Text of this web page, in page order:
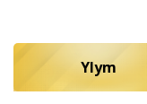
Ylym